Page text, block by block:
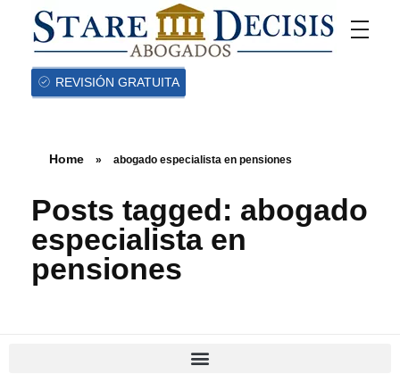
REVISIÓN GRATUITA
Home » abogado especialista en pensiones
Posts tagged: abogado
especialista en
pensiones